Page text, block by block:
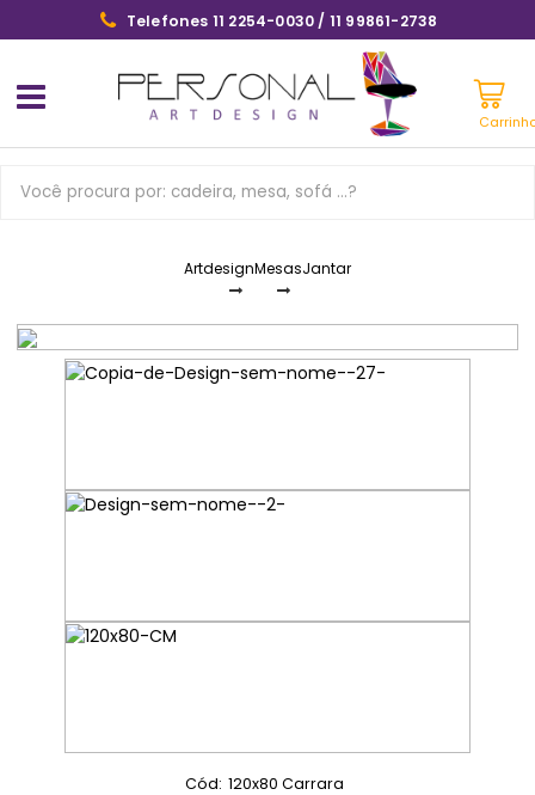
Telefones 11 2254-0030 / 11 99861-2738
ArtdesignMesasJantar
Cód: 120x80 Carrara